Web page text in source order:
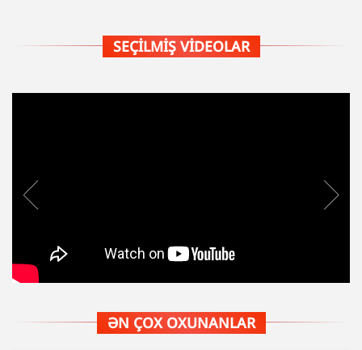
SEÇILMIŞ VIDEOLAR
ƏN ÇOX OXUNANLAR